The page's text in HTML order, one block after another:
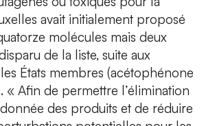
avait initialement proposé
molécules mais deux
de la liste, suite aux
États membres (acétophénone
Afin de permettre l’élimination
des produits et de réduire